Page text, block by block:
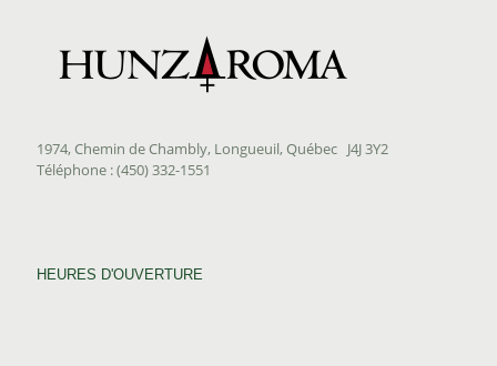
1974, Chemin de Chambly, Longueuil, Québec J4J 3Y2
Téléphone : (450) 332-1551
HEURES D'OUVERTURE